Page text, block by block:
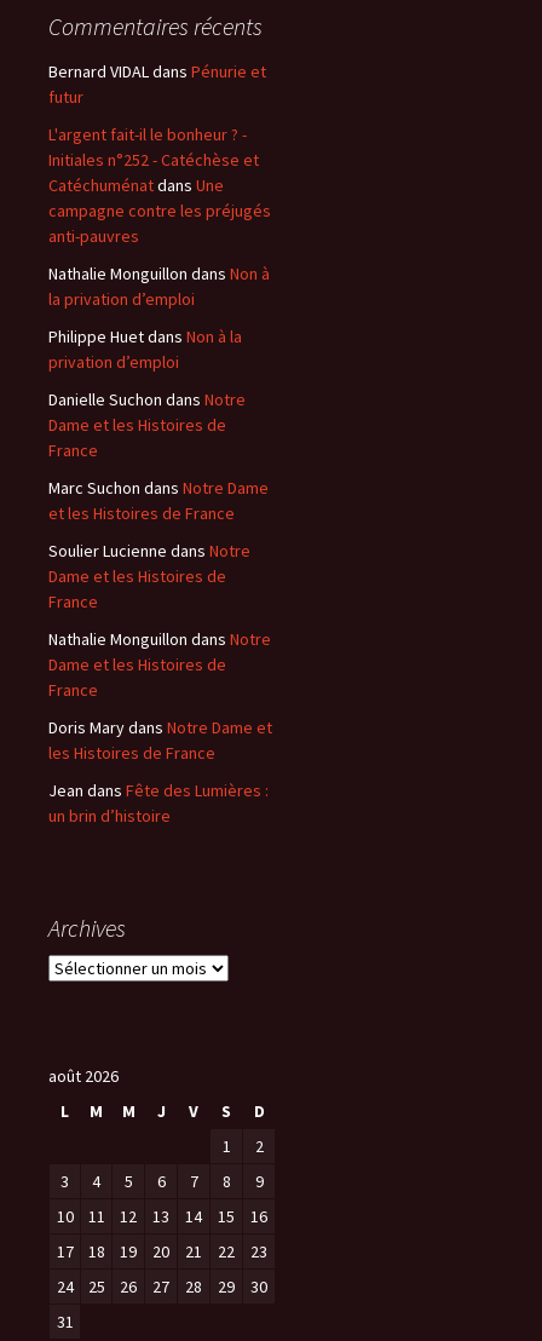
Commentaires récents
Bernard VIDALdans Pénurie et
futur
L'argent fait-il le bonheur ? -
Initiales n°252 - Catéchèse et
Catéchuménatdans Une
campagne contre les préjugés
anti-pauvres
Nathalie Monguillon dans Non à
la privation d’emploi
Philippe Huetdans Non à la
privation d’emploi
Danielle Suchon dans Notre
Dame et les Histoires de
France
Marc Suchon dans Notre Dame
et les Histoires de France
Soulier Lucienne dans Notre
Dame et les Histoires de
France
Nathalie Monguillon dans Notre
Dame et les Histoires de
France
Doris Marydans Notre Dame et
les Histoires de France
Jean dans Fête des Lumières :
un brin d’histoire
Archives
A
iaoût 2026
L
M M J V S
D
1
2
3
4 5 6 7 8
9
10
11 12 13 14 15
16
17
18 19 20 21 22
23
24
25 26 27 28 29
30
31